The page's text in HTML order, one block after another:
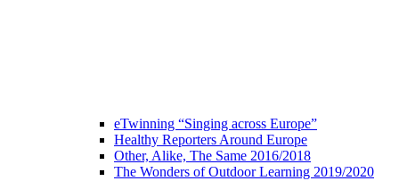
eTwinning “Singing across Europe”
Healthy Reporters Around Europe
Other, Alike, The Same 2016/2018
The Wonders of Outdoor Learning 2019/2020